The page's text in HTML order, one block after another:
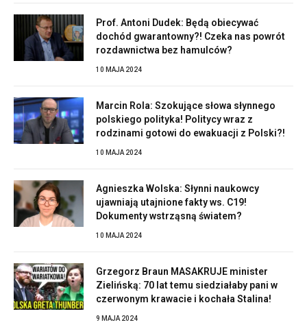
Prof. Antoni Dudek: Będą obiecywać
dochód gwarantowny?! Czeka nas powrót
rozdawnictwa bez hamulców?
10 MAJA 2024
Marcin Rola: Szokujące słowa słynnego
polskiego polityka! Politycy wraz z
rodzinami gotowi do ewakuacji z Polski?!
10 MAJA 2024
Agnieszka Wolska: Słynni naukowcy
ujawniają utajnione fakty ws. C19!
Dokumenty wstrząsną światem?
10 MAJA 2024
Grzegorz Braun MASAKRUJE minister
Zielińską: 70 lat temu siedziałaby pani w
czerwonym krawacie i kochała Stalina!
9 MAJA 2024